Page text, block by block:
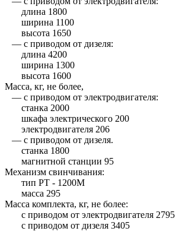
длина 1800
ширина 1100
высота 1650
— с приводом от дизеля:
длина 4200
ширина 1300
высота 1600
Масса, кг, не более,
— с приводом от электродвигателя:
станка 2000
шкафа электрического 200
электродвигателя 206
— с приводом от дизеля.
станка 1800
магнитной станции 95
Механизм свинчивания:
тип РТ - 1200М
масса 295
Масса комплекта, кг, не более:
с приводом от электродвигателя 2795
с приводом от дизеля 3405